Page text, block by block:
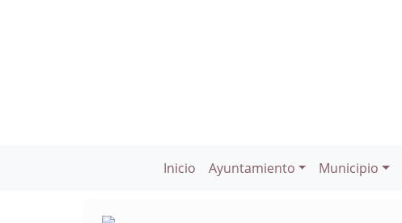
Inicio Ayuntamiento Municipio